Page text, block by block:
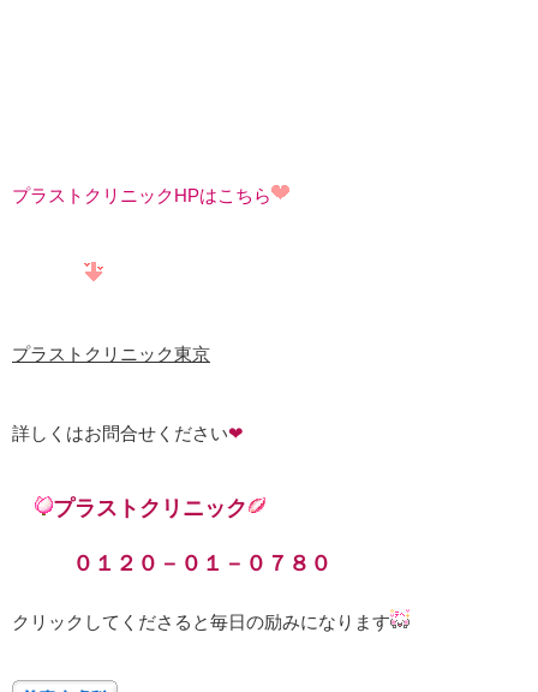
プラストクリニックHPはこちら
プラストクリニック東京
詳しくはお問合せください❤
プラストクリニック
０１２０－０１－０７８０
クリックしてくださると毎日の励みになります